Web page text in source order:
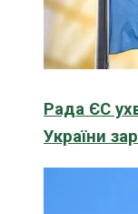
Рада ЄС
України